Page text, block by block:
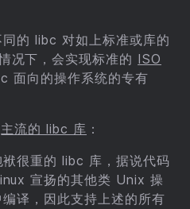
的 libc 对如上标准或库的
况下，会实现标准的
ISO
面向的操作系统的专有
主流的 libc 库 ：
袱很重的 libc 库，据说代码
宣扬的其他类 Unix 操
译，因此支持上述的所有